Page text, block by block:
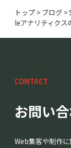
トップ > ブログ >
leアナリティクス
CONTACT
お問い
Web集客や制作